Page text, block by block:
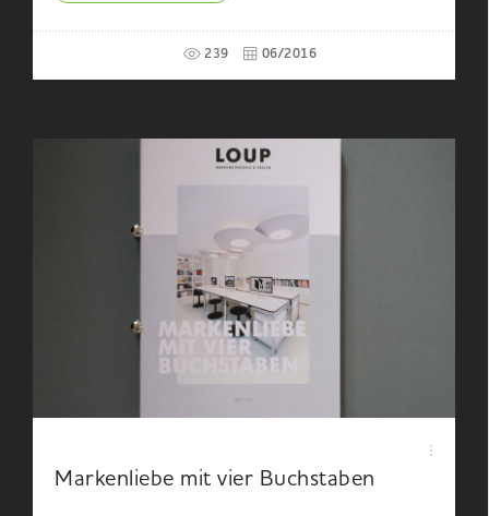
239 06/2016
Markenliebe mit vier Buchstaben